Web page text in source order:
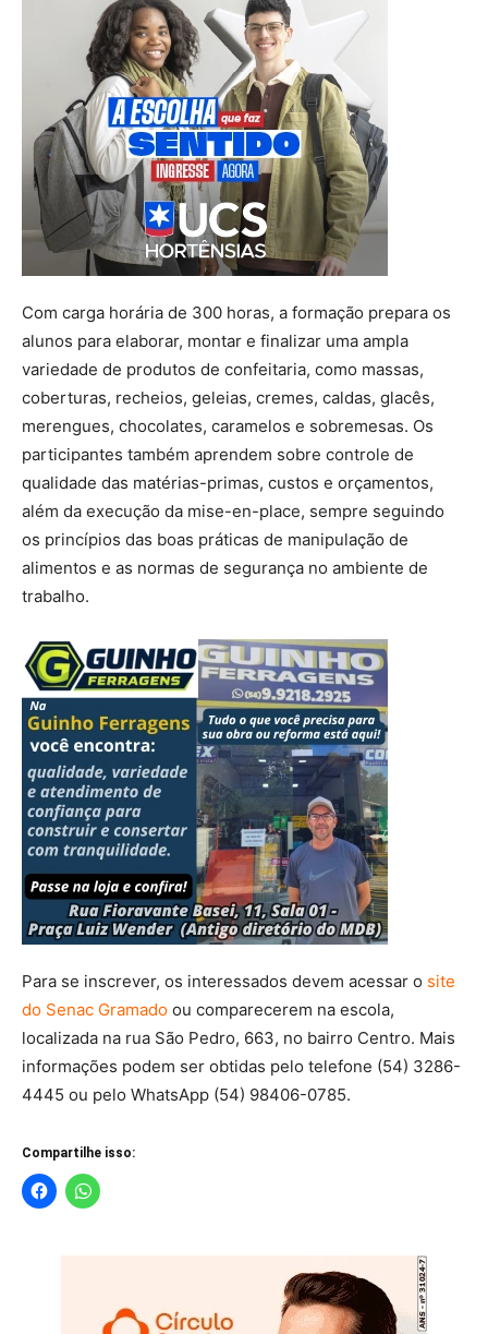
Com carga horária de 300 horas, a formação prepara os
alunos para elaborar, montar e finalizar uma ampla
variedade de produtos de confeitaria, como massas,
coberturas, recheios, geleias, cremes, caldas, glacês,
merengues, chocolates, caramelos e sobremesas. Os
participantes também aprendem sobre controle de
qualidade das matérias-primas, custos e orçamentos,
além da execução da mise-en-place, sempre seguindo
os princípios das boas práticas de manipulação de
alimentos e as normas de segurança no ambiente de
trabalho.
Para se inscrever, os interessados devem acessar o site
do Senac Gramado ou comparecerem na escola,
localizada na rua São Pedro, 663, no bairro Centro. Mais
informações podem ser obtidas pelo telefone (54) 3286-
4445 ou pelo WhatsApp (54) 98406-0785.
Compartilhe isso: